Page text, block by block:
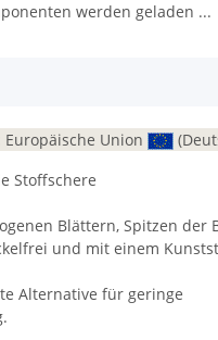
werden geladen ...
Union
Stoffschere
Blättern, Spitzen der
und mit einem
Alternative für geringe